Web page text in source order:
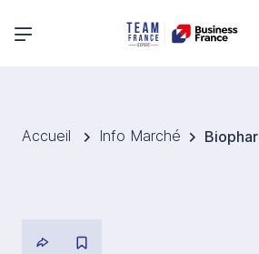
Menu principal
Accueil Info Marché